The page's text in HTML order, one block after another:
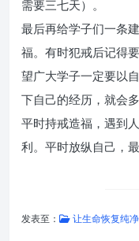
需要三七天）。
最后再给学子们一条
福。有时犯戒后记得
望广大学子一定要以
下自己的经历，就会
平时持戒造福，遇到
利。平时放纵自己，
发表至： 让生命恢复纯净